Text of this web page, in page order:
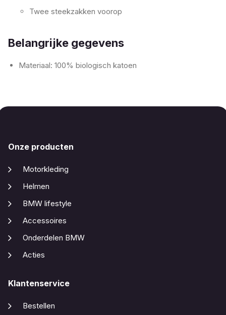
Twee steekzakken voorop
Belangrijke gegevens
Materiaal: 100% biologisch katoen
Onze producten
Motorkleding
Helmen
BMW lifestyle
Accessoires
Onderdelen BMW
Acties
Klantenservice
Bestellen